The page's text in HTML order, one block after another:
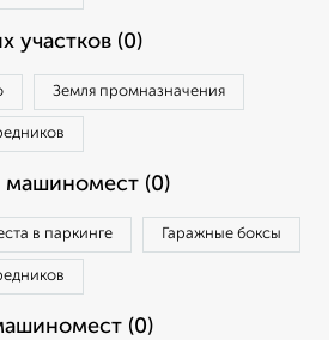
участков (0)
Земля промназначения
машиномест (0)
в паркинге Гаражные боксы
(0)